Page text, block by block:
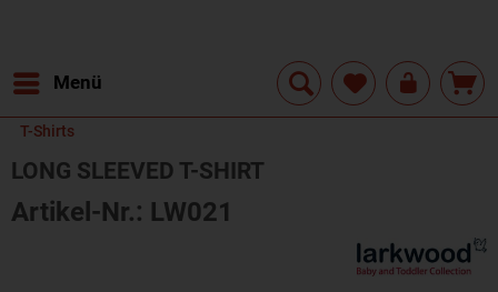
Menü
T-Shirts
LONG SLEEVED T-SHIRT
Artikel-Nr.: LW021